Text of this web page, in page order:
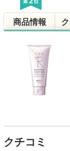
商品情報
クチコミ